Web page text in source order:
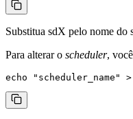
Substitua sdX pelo nome do
Para alterar o scheduler,